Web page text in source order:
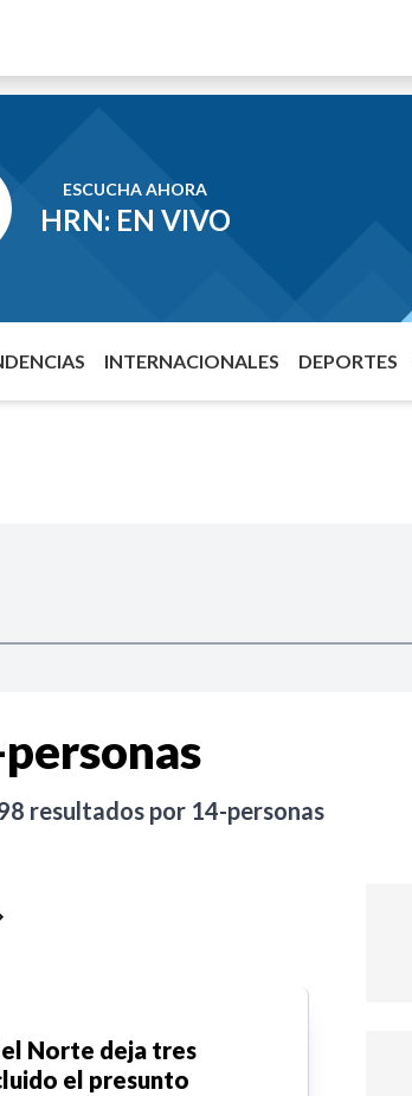
ESCUCHA AHORA
HRN: EN VIVO
INTERNACIONALES DEPORTES
resultados por 14-personas
Norte deja tres
el presunto